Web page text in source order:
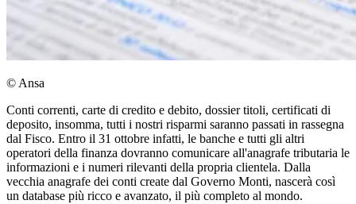
© Ansa
Conti correnti, carte di credito e debito, dossier titoli, certificati di
deposito, insomma, tutti i nostri risparmi saranno passati in rassegna
dal Fisco. Entro il 31 ottobre infatti, le banche e tutti gli altri
operatori della finanza dovranno comunicare all'anagrafe tributaria le
informazioni e i numeri rilevanti della propria clientela. Dalla
vecchia anagrafe dei conti create dal Governo Monti, nascerà così
un database più ricco e avanzato, il più completo al mondo.